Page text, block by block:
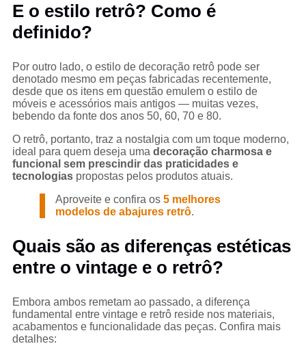
E o estilo retrô? Como é
definido?
Por outro lado, o estilo de decoração retrô pode ser
denotado mesmo em peças fabricadas recentemente,
desde que os itens em questão emulem o estilo de
móveis e acessórios mais antigos — muitas vezes,
bebendo da fonte dos anos 50, 60, 70 e 80.
O retrô, portanto, traz a nostalgia com um toque moderno,
ideal para quem deseja uma decoração charmosa e
funcional sem prescindir das praticidades e
tecnologias propostas pelos produtos atuais.
Aproveite e confira os 5 melhores
modelos de abajures retrô.
Quais são as diferenças estéticas
entre o vintage e o retrô?
Embora ambos remetam ao passado, a diferença
fundamental entre vintage e retrô reside nos materiais,
acabamentos e funcionalidade das peças. Confira mais
detalhes: